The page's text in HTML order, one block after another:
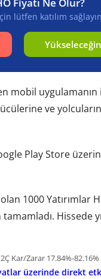
Fiyatı Ne Olur?
lütfen katılım
mobil uygulamanın
ve
Play Store
1000 Yatırımlar
Hissede
Kar/Zarar 17.84%-82.16%
üzerinde direkt